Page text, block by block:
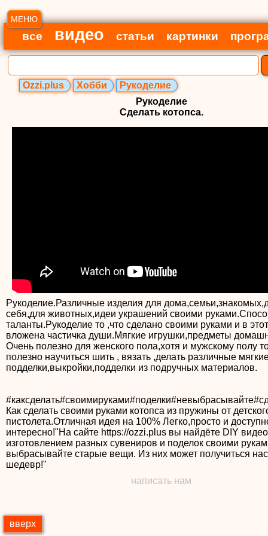
МЕНЮ
все видео статьи картинки
Ozzi.plus Хобби
Рукоделие
Рукоделие
Сделать котопса.
Рукоделие.Различные изделия для
себя,для животных,идеи украшений своими
таланты.Рукоделие то ,что сделано своими руками и в
вложена частичка души.Мягкие игрушки,предметы
Очень полезно для женского пола,хотя и мужскому полу
полезно научиться шить , вязать ,делать различные
подделки,выкройки,подделки из подручных материалов.
Как сделать своими руками котопса из пружины от
пистолета.Отличная идея на 100% Легко,просто и
интересно!"На сайте https://ozzi.plus вы найдёте DIY
изготовлением разных сувениров и поделок своими
выбрасывайте старые вещи. Из них может получиться
шедевр!"
написать нам
вверх